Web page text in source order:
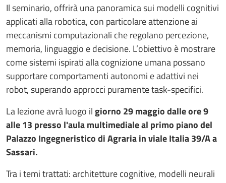
Il seminario, offrirà una panoramica sui modelli cognitivi
applicati alla robotica, con particolare attenzione ai
meccanismi computazionali che regolano percezione,
memoria, linguaggio e decisione. L’obiettivo è mostrare
come sistemi ispirati alla cognizione umana possano
supportare comportamenti autonomi e adattivi nei
robot, superando approcci puramente task-specifici.
La lezione avrà luogo ilgiorno 29 maggio dalle ore 9
alle 13 presso l'aula multimediale al primo piano del
Palazzo Ingegneristico di Agraria in viale Italia 39/A a
Sassari.
Tra i temi trattati: architetture cognitive, modelli neurali